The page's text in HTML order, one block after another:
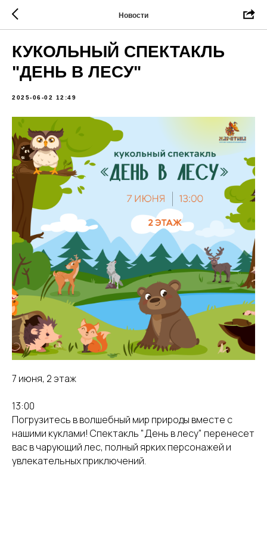
Новости
КУКОЛЬНЫЙ СПЕКТАКЛЬ
"ДЕНЬ В ЛЕСУ"
2025-06-02 12:49
7 июня, 2 этаж
13:00
Погрузитесь в волшебный мир природы вместе с
нашими куклами! Спектакль "День в лесу" перенесет
вас в чарующий лес, полный ярких персонажей и
увлекательных приключений.